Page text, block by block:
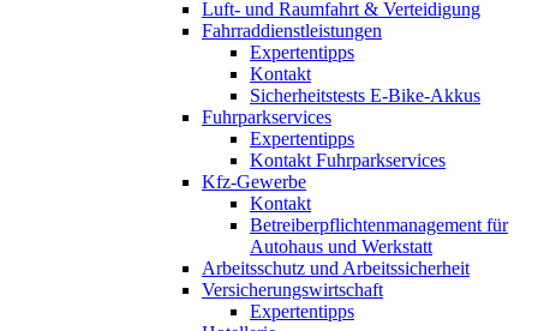
Luft- und Raumfahrt & Verteidigung
Fahrraddienstleistungen
Expertentipps
Kontakt
Sicherheitstests E-Bike-Akkus
Fuhrparkservices
Expertentipps
Kontakt Fuhrparkservices
Kfz-Gewerbe
Kontakt
Betreiberpflichtenmanagement für
Autohaus und Werkstatt
Arbeitsschutz und Arbeitssicherheit
Versicherungswirtschaft
Expertentipps